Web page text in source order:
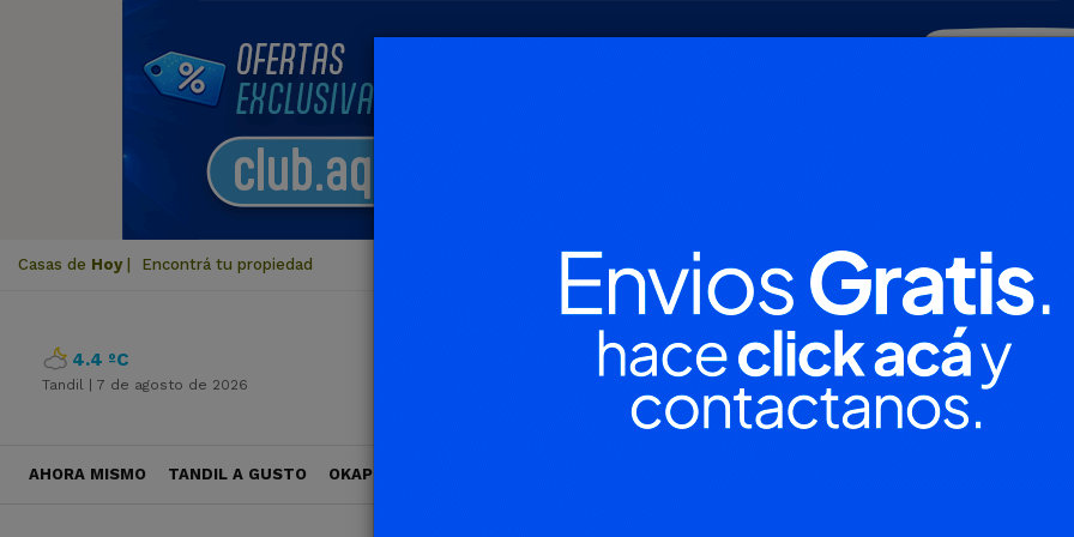
Casas de Hoy Encontrá tu propiedad
4.4 ºC
Tandil | 7 de agosto de 2026
AHORA MISMO TANDIL A GUSTO OKAPI VIAJES